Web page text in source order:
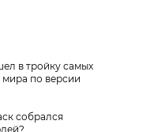
в тройку самых
по версии
собрался